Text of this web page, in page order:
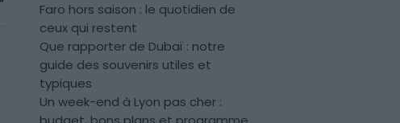
Faro hors saison : le quotidien de
ceux qui restent
Que rapporter de Dubaï : notre
guide des souvenirs utiles et
typiques
Un week-end à Lyon pas cher :